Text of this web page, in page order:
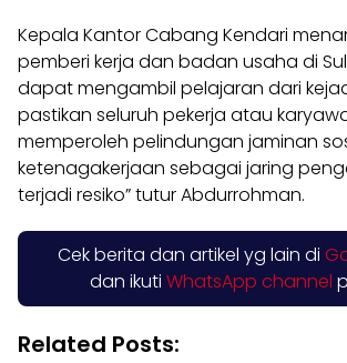
Kepala Kantor Cabang Kendari
pemberi kerja dan badan usaha di
dapat mengambil pelajaran dari
pastikan seluruh pekerja atau
memperoleh pelindungan jaminan
ketenagakerjaan sebagai jaring
terjadi resiko” tutur Abdurrohman.
Cek berita dan artikel yg lain di
dan ikuti WhatsApp channel
Related Posts: